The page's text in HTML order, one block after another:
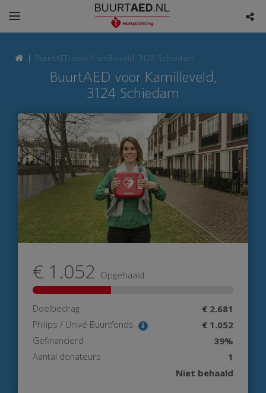
BuurtAED voor Kamilleveld, 3124 Schiedam
BuurtAED voor Kamilleveld,
3124 Schiedam
€ 1.052 Opgehaald
Doelbedrag € 2.681
Philips / Univé Buurtfonds € 1.052
Gefinancierd 39%
Aantal donateurs
1
Niet behaald